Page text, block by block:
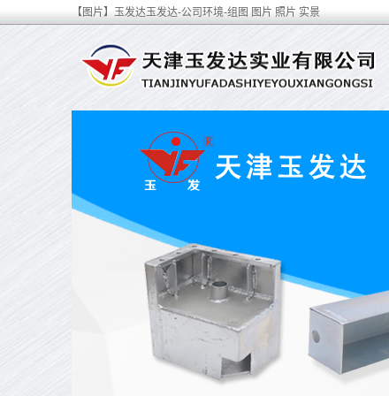
【图片】玉发达玉发达-公司环境-组图 图片 照片 实景